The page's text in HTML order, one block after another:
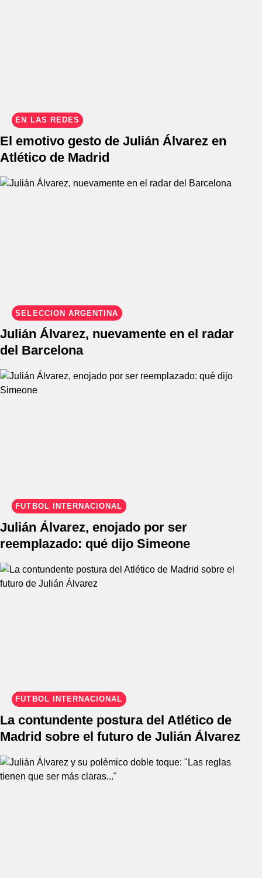
EN LAS REDES
El emotivo gesto de Julián Álvarez en
Atlético de Madrid
SELECCIÓN ARGENTINA
Julián Álvarez, nuevamente en el radar
del Barcelona
FÚTBOL INTERNACIONAL
Julián Álvarez, enojado por ser
reemplazado: qué dijo Simeone
FÚTBOL INTERNACIONAL
La contundente postura del Atlético de
Madrid sobre el futuro de Julián Álvarez